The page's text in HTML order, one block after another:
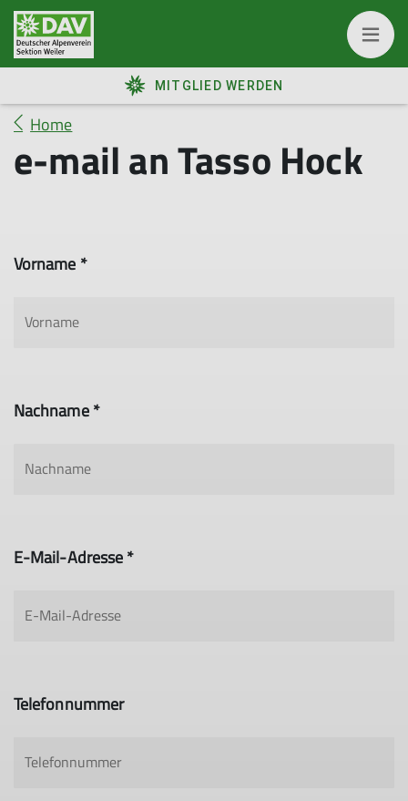
MITGLIED WERDEN
Home
e-mail an Tasso Hock
Vorname *
Nachname *
E-Mail-Adresse *
Telefonnummer